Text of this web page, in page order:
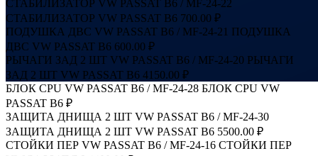
СТАБИЛИЗАТОР VW PASSAT B6 / MF-24-22
СТАБИЛИЗАТОР VW PASSAT B6 700.00 ₽
ПОДУШКА ДВС VW PASSAT B6 / MF-24-21 ПОДУШКА
ДВС VW PASSAT B6 600.00 ₽
РЫЧАГИ ЗАД 2 ШТ VW PASSAT B6 / MF-24-20 РЫЧАГИ
ЗАД 2 ШТ VW PASSAT B6 4150.00 ₽
БЛОК CPU VW PASSAT B6 / MF-24-28 БЛОК CPU VW
PASSAT B6 ₽
ЗАЩИТА ДНИЩА 2 ШТ VW PASSAT B6 / MF-24-30
ЗАЩИТА ДНИЩА 2 ШТ VW PASSAT B6 5500.00 ₽
СТОЙКИ ПЕР VW PASSAT B6 / MF-24-16 СТОЙКИ ПЕР